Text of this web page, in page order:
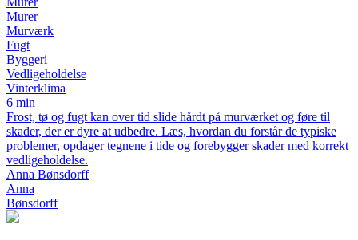
Murer
Murværk
Fugt
Byggeri
Vedligeholdelse
Vinterklima
6 min
Frost, tø og fugt kan over tid slide hårdt på murværket og føre til
skader, der er dyre at udbedre. Læs, hvordan du forstår de typiske
problemer, opdager tegnene i tide og forebygger skader med korrekt
vedligeholdelse.
Anna Bønsdorff
Anna
Bønsdorff